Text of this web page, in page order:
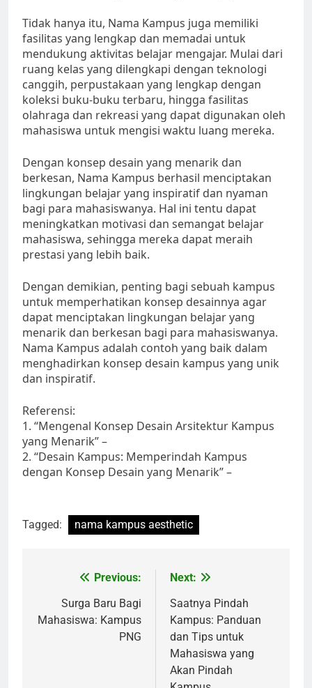
Tidak hanya itu, Nama Kampus juga memiliki
fasilitas yang lengkap dan memadai untuk
mendukung aktivitas belajar mengajar. Mulai dari
ruang kelas yang dilengkapi dengan teknologi
canggih, perpustakaan yang lengkap dengan
koleksi buku-buku terbaru, hingga fasilitas
olahraga dan rekreasi yang dapat digunakan oleh
mahasiswa untuk mengisi waktu luang mereka.
Dengan konsep desain yang menarik dan
berkesan, Nama Kampus berhasil menciptakan
lingkungan belajar yang inspiratif dan nyaman
bagi para mahasiswanya. Hal ini tentu dapat
meningkatkan motivasi dan semangat belajar
mahasiswa, sehingga mereka dapat meraih
prestasi yang lebih baik.
Dengan demikian, penting bagi sebuah kampus
untuk memperhatikan konsep desainnya agar
dapat menciptakan lingkungan belajar yang
menarik dan berkesan bagi para mahasiswanya.
Nama Kampus adalah contoh yang baik dalam
menghadirkan konsep desain kampus yang unik
dan inspiratif.
Referensi:
1. “Mengenal Konsep Desain Arsitektur Kampus
yang Menarik” –
2. “Desain Kampus: Memperindah Kampus
dengan Konsep Desain yang Menarik” –
Tagged: nama kampus aesthetic
navigation
Previous:
Surga Baru Bagi
Mahasiswa: Kampus
PNG
Next:
Saatnya Pindah
Kampus: Panduan
dan Tips untuk
Mahasiswa yang
Akan Pindah